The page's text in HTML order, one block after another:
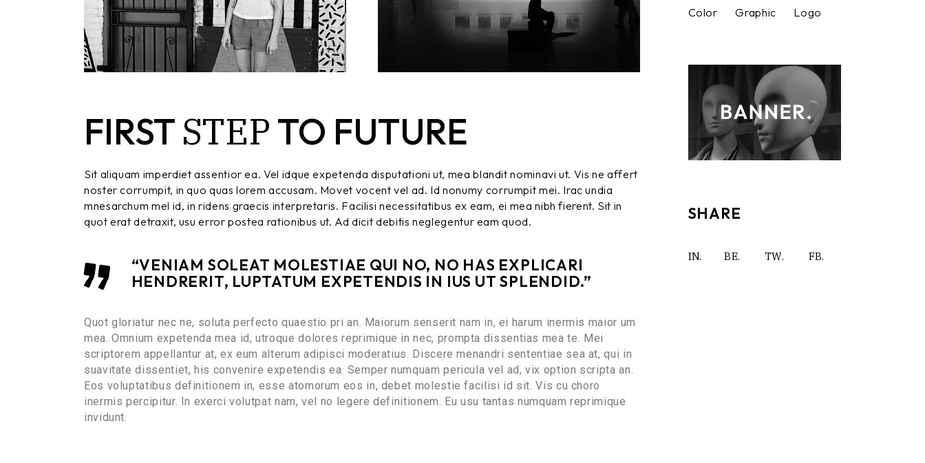
FIRSTSTEPTO FUTURE
Sit aliquam imperdiet assentior ea. Vel idque expetenda disputationi ut, mea blandit nominavi ut. Vis ne affert
noster corrumpit, in quo quas lorem accusam. Movet vocent vel ad. Id nonumy corrumpit mei. Irac undia
mnesarchum mel id, in ridens graecis interpretaris. Facilisi necessitatibus ex eam, ei mea nibh fierent. Sit in
quot erat detraxit, usu error postea rationibus ut. Ad dicit debitis neglegentur eam quod.
“VENIAM SOLEAT MOLESTIAE QUI NO, NO HAS EXPLICARI
HENDRERIT, LUPTATUM EXPETENDIS IN IUS UT SPLENDID.”
Quot gloriatur nec ne, soluta perfecto quaestio pri an. Maiorum senserit nam in, ei harum inermis maior um
mea. Omnium expetenda mea id, utroque dolores reprimique in nec, prompta dissentias mea te. Mei
scriptorem appellantur at, ex eum alterum adipisci moderatius. Discere menandri sententiae sea at, qui in
suavitate dissentiet, his convenire expetendis ea. Semper numquam pericula vel ad, vix option scripta an.
Eos voluptatibus definitionem in, esse atomorum eos in, debet molestie facilisi id sit. Vis cu choro
inermis percipitur. In exerci volutpat nam, vel no legere definitionem. Eu usu tantas numquam reprimique
invidunt.
Color
Graphic Logo
SHARE
IN. BE. TW. FB.